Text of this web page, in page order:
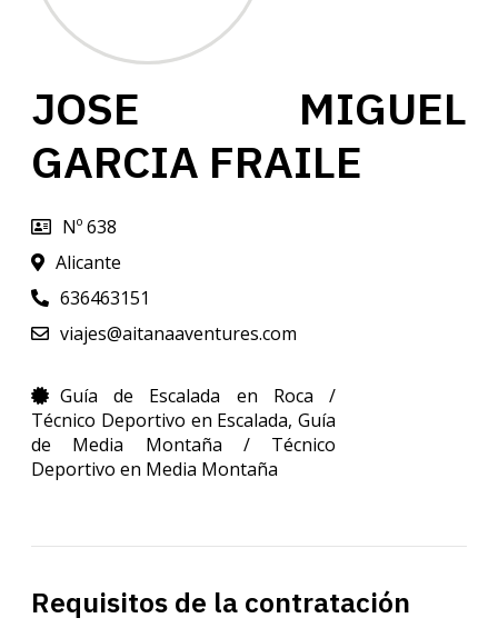
JOSE MIGUEL
GARCIA FRAILE
Nº 638
Alicante
636463151
viajes@aitanaaventures.com
Guía de Escalada en Roca /
Técnico Deportivo en Escalada, Guía
de Media Montaña / Técnico
Deportivo en Media Montaña
Requisitos de la contratación